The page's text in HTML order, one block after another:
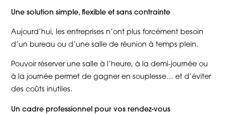
Une solution simple, flexible et sans contrainte
Aujourd’hui, les entreprises n’ont plus forcément besoin
d’un bureau ou d’une salle de réunion à temps plein.
Pouvoir réserver une salle à l’heure, à la demi-journée ou
à la journée permet de gagner en souplesse… et d’éviter
des coûts inutiles.
Un cadre professionnel pour vos rendez-vous